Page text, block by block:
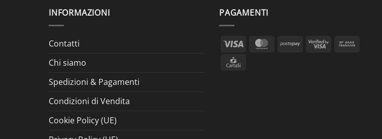
INFORMAZIONI
Contatti
Chi siamo
Spedizioni & Pagamenti
Condizioni di Vendita
Cookie Policy (UE)
PAGAMENTI
Visa MasterCard
PostepayVisa